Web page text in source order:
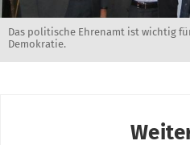
Das politische Ehrenamt ist wichtig
Demokratie.